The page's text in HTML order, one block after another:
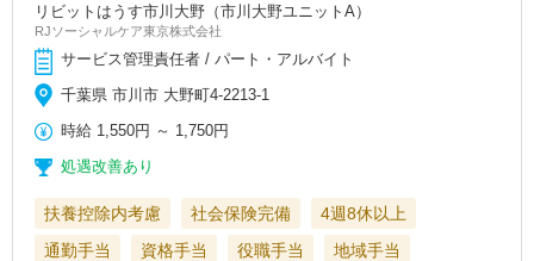
リビットはうす市川大野（市川大野ユニットA）
RJソーシャルケア東京株式会社
サービス管理責任者 / パート・アルバイト
千葉県 市川市 大野町4-2213-1
時給 1,550円 ～ 1,750円
処遇改善あり
扶養控除内考慮 社会保険完備
4週8休以上
通勤手当
資格手当 役職手当
地域手当